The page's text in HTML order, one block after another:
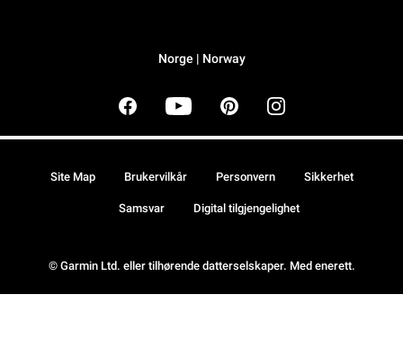
Norge | Norway
© Garmin Ltd. eller tilhørende datterselskaper. Med enerett.
Site Map Brukervilkår Personvern Sikkerhet
Samsvar Digital tilgjengelighet